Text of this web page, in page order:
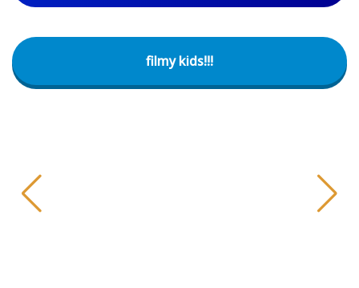
filmy kids!!!